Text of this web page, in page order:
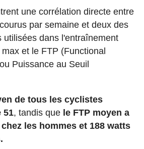
une corrélation directe entre
par semaine et deux des
utilisées dans l'entraînement
et le FTP (Functional
Puissance au Seuil
de tous les cyclistes
51, tandis que le FTP moyen a
les hommes et 188 watts